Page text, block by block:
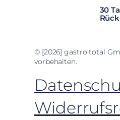
30
© [2026] gastro total
vorbehalten.